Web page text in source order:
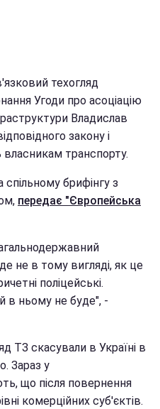
техогляд
Угоди про асоціацію
Владислав
закону і
власникам транспорту.
брифінгу з
передає "Європейська
не в тому вигляді, як це
поліцейські.
в ньому не буде", -
ТЗ скасували в Україні в
Зараз у
що після повернення
комерційних суб'єктів.